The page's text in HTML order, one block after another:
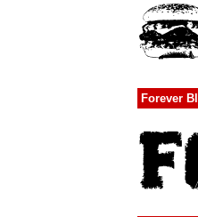
Forever